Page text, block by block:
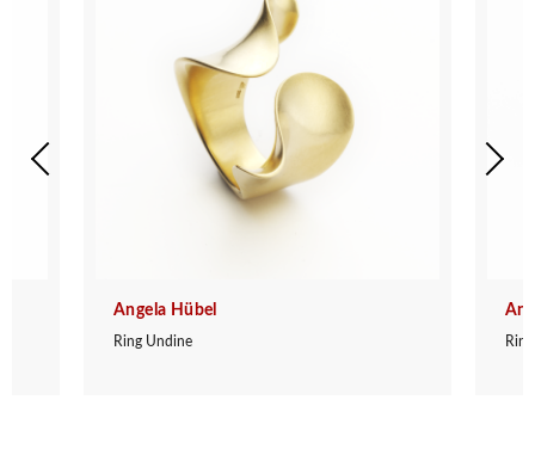
Angela Hübel
Ring Undine